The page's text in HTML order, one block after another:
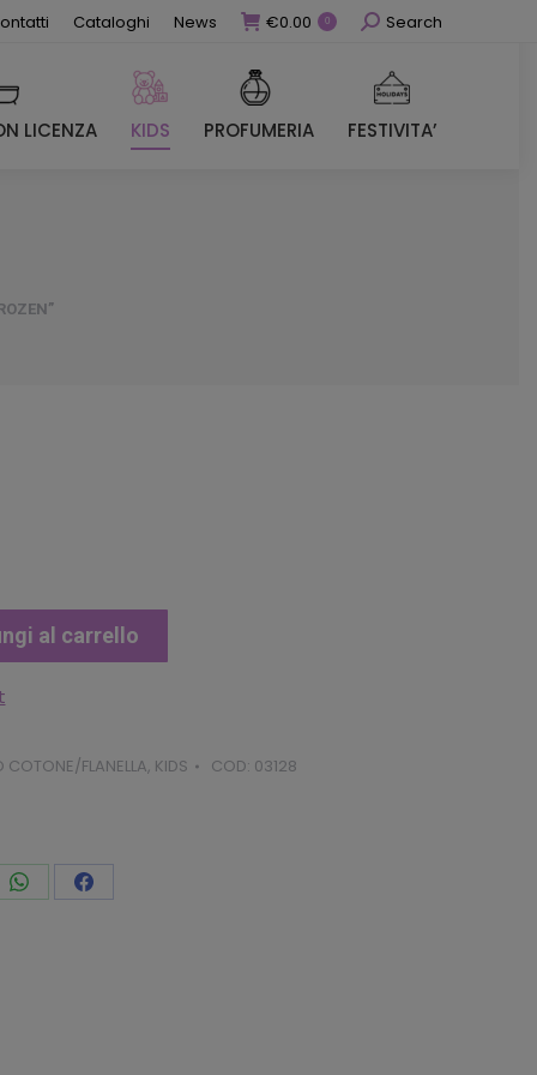
Cataloghi News €0.00 0 CercaSearch
LICENZA KIDS PROFUMERIA FESTIVITA’
al carrello
COTONE/FLANELLA, KIDS COD: 03128
CondividiCondividi
LICENZA KIDS PROFUMERIA FESTIVITA’